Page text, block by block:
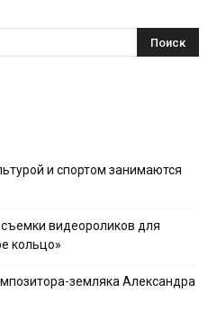
и спортом занимаются
видеороликов для
кольцо»
земляка Александра